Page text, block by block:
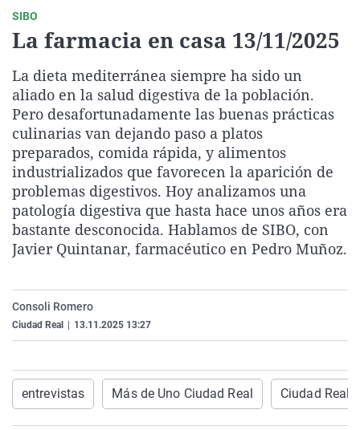
La brújula
Radioestadio
Radioestadio noche
El colegio invisible
La rosa de los vientos
Gente viajera
Como el perro y el
El viaje del Guernica
Invisibles
Prohibido morirse
Esto no ha pasado
Caso
Retornados
Equipo de
Operación Viuda
Cantabria
Cataluña
Comunidad de Madrid
Comunitat Valenciana
Extremadura
Galicia
La Rioja
Navarra
Economía
Deportes
Motor
Más noticias
Cultura
Ciencia y Tecnología
Gastronomía
Medio ambiente
Virales
Televisión
Elecciones
SIBO
La farmacia en casa 13/11/2025
La dieta mediterránea siempre ha sido un
aliado en la salud digestiva de la población.
Pero desafortunadamente las buenas prácticas
culinarias van dejando paso a platos
preparados, comida rápida, y alimentos
industrializados que favorecen la aparición de
problemas digestivos. Hoy analizamos una
patología digestiva que hasta hace unos años era
bastante desconocida. Hablamos de SIBO, con
Javier Quintanar, farmacéutico en Pedro Muñoz.
Consoli Romero
Ciudad Real 13.11.2025 13:27
entrevistas Más de Uno Ciudad Real Ciudad Real